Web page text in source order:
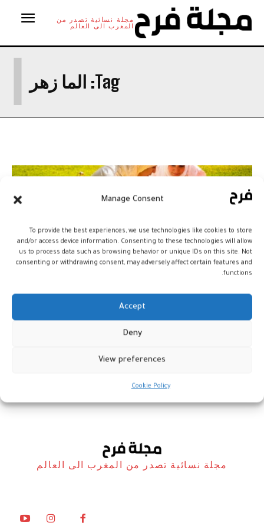
Manage Consent
To provide the best experiences, we use technologies like cookies to store
and/or access device information. Consenting to these technologies will allow
us to process data such as browsing behavior or unique IDs on this site. Not
consenting or withdrawing consent, may adversely affect certain features and
functions.
Accept
Deny
View preferences
Cookie Policy
مجلة نسائية تصدر من
المغرب الى العالم
Tag: الما زهر
تقطير الزهر…عادة موسمية نسائية
مجلة نسائية تصدر من المغرب الى العالم